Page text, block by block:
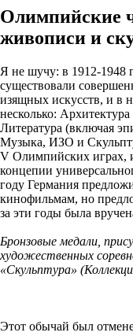
Олимпийские
живописи и
Я не шучу: в 1912-1948
существовали
изящных искусств, и в
несколько:
Литература (включая
Музыка, ИЗО и
V Олимпийских играх,
концепии
году Германия
кинофильмам, но
за эти годы была
Бронзовые медали,
художественных
«Скульптура»
Этот обычай был